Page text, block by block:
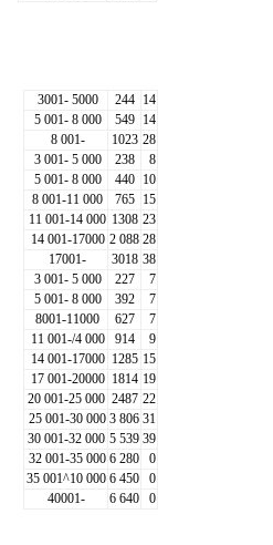
3001- 5000 244
14
5 001- 8 000
549
14
8 001-
1023 28
3 001- 5 000
238
8
5 001- 8 000
440
10
8 001-11 000
765
15
11 001-14 000 1308 23
14 001-17000 2 088 28
17001-
3018 38
3 001- 5 000
227
7
5 001- 8 000
392
7
8001-11000
627
7
11 001-/4 000
914
9
14 001-17000 1285 15
17 001-20000 1814 19
20 001-25 000 2487 22
25 001-30 000 3 806 31
30 001-32 000 5 539 39
32 001-35 000 6 280
0
35 001^10 000 6 450
0
40001-
6 640 0